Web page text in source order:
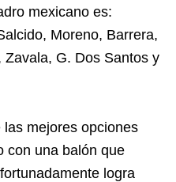
mexicano es:
Moreno, Barrera,
G. Dos Santos y
las mejores opciones
con una balón que
logra